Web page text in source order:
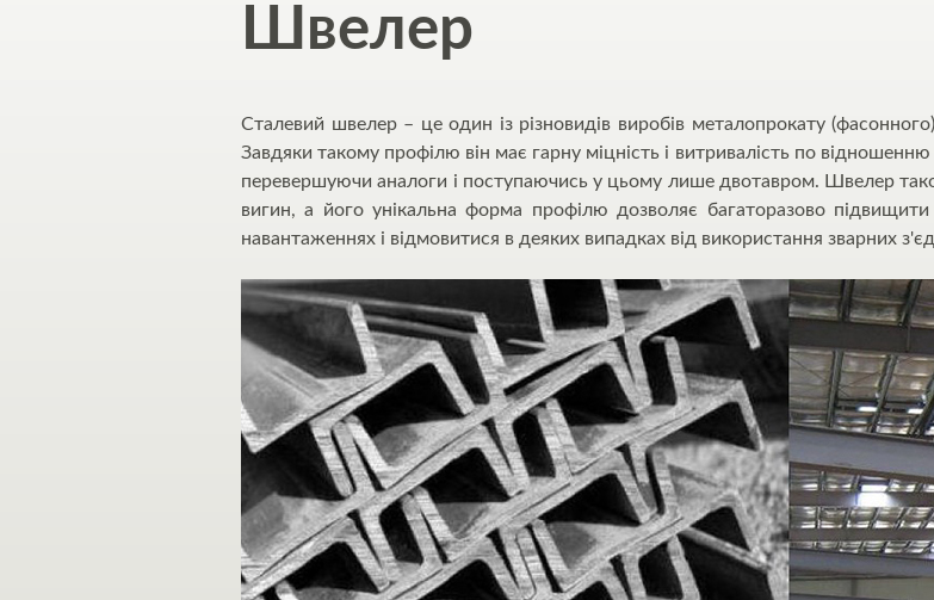
Швелер
Сталевий швелер – це один із різновидів виробів металопрокату
Завдяки такому профілю він має гарну міцність і витривалість по
перевершуючи аналоги і поступаючись у цьому лише двотавром. Швелер
вигин, а його унікальна форма профілю дозволяє багаторазово підвищити
навантаженнях і відмовитися в деяких випадках від використання зварних